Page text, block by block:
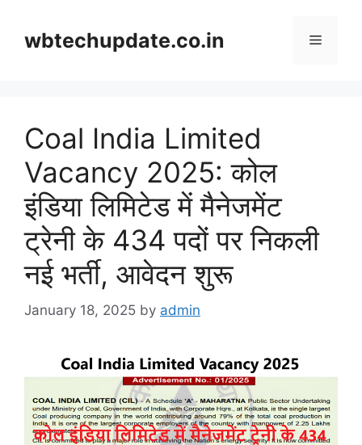
contentwbtechupdate.co.in Menu
Coal India Limited
Vacancy 2025: कोल
इंडिया लिमिटेड में मैनेजमेंट
ट्रेनी के 434 पदों पर निकली
नई भर्ती, आवेदन शुरू
January 18, 2025 by admin